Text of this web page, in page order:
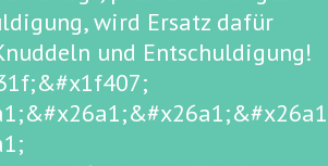
wird Ersatz dafür
und Entschuldigung!